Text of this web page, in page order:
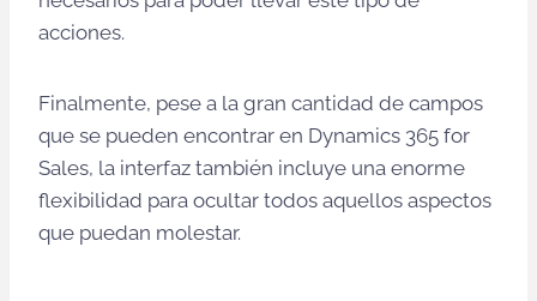
acciones.
Finalmente, pese a la gran cantidad de campos
que se pueden encontrar en Dynamics 365 for
Sales, la interfaz también incluye una enorme
flexibilidad para ocultar todos aquellos aspectos
que puedan molestar.